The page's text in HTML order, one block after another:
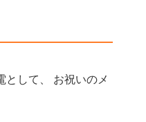
として、 お祝いのメ